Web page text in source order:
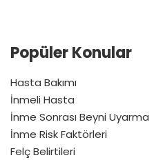
Popüler Konular
Hasta Bakımı
İnmeli Hasta
İnme Sonrası Beyni Uyarma
İnme Risk Faktörleri
Felç Belirtileri